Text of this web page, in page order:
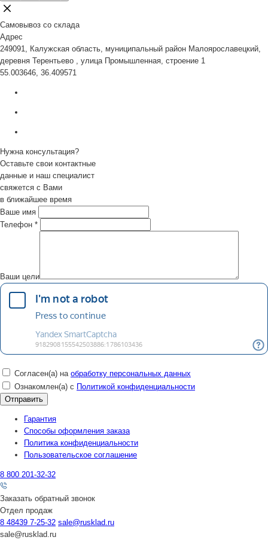
Самовывоз со склада
Адрес
249091, Калужская область, муниципальный район Малоярославецкий,
деревня Терентьево , улица Промышленная, строение 1
55.003646, 36.409571
Нужна консультация?
Оставьте свои контактные
данные и наш специалист
свяжется с Вами
в ближайшее время
Ваше имя
Телефон *
Ваши цели
Согласен(а) на обработку персональных данных
Ознакомлен(а) с Политикой конфиденциальности
Гарантия
Способы оформления заказа
Политика конфиденциальности
Пользовательское соглашение
8 800 201-32-32
Заказать обратный звонок
Отдел продаж
8 48439 7-25-32 sale@rusklad.ru
sale@rusklad.ru